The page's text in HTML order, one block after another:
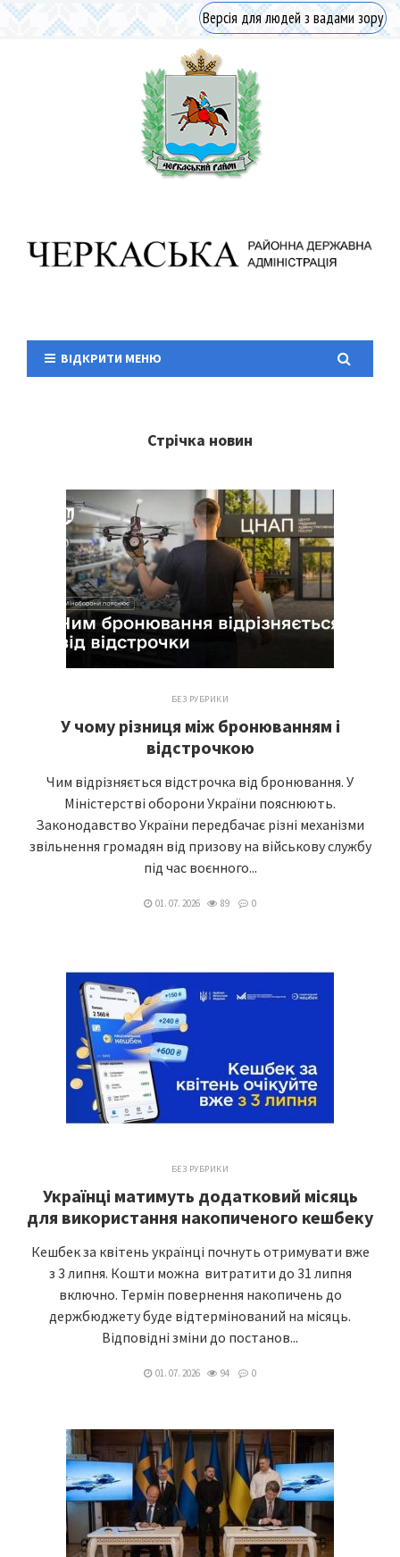
Версія для людей з вадами зору
ВІДКРИТИ МЕНЮ
Стрічка новин
БЕЗ РУБРИКИ
У чому різниця між бронюванням і
відстрочкою
Чим відрізняється відстрочка від бронювання. У
Міністерстві оборони України пояснюють.
Законодавство України передбачає різні механізми
звільнення громадян від призову на військову службу
під час воєнного...
01. 07. 2026 89 0
БЕЗ РУБРИКИ
Українці матимуть додатковий місяць
для використання накопиченого кешбеку
Кешбек за квітень українці почнуть отримувати вже
з 3 липня. Кошти можна витратити до 31 липня
включно. Термін повернення накопичень до
держбюджету буде відтермінований на місяць.
Відповідні зміни до постанов...
01. 07. 2026 94 0